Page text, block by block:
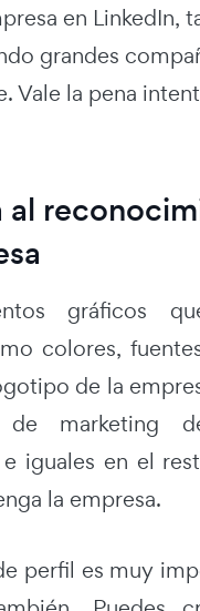
en LinkedIn,
grandes
Vale la pena
al
gráficos
colores,
de la
de marketing
iguales en el
la empresa.
perfil es muy